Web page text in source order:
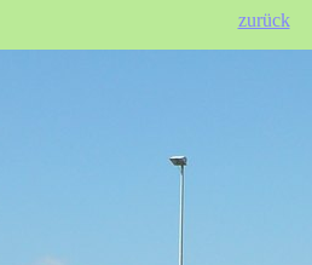
zurück